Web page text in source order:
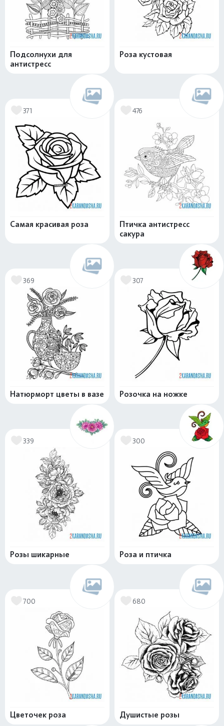
Подсолнухи для
антистресс
Роза кустовая
371
Самая красивая роза
476
Птичка антистресс
сакура
369
Натюрморт цветы в вазе
307
Розочка на ножке
339
Розы шикарные
300
Роза и птичка
700
Цветочек роза
680
Душистые розы